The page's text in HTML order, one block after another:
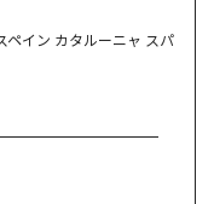
ペイン カタルーニャ スパ